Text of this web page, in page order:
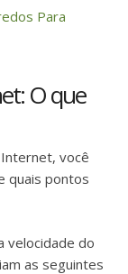
Para
O que
você
quais pontos
velocidade do
as seguintes